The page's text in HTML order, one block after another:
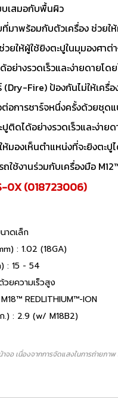
บเสมอกับพื้นผิว
มาพร้อมกับตัวเครื่อง ช่วยใ
ยให้ผู้ใช้ยิงตะปูในมุมองศาต่
ย่างรวดเร็วและง่ายดายโด
Fire) ป้องกันไม่ให้เครื่
อการชาร์จหนึ่งครั้งด้วยชุด
ติดได้อย่างรวดเร็วและง่ายด
ห้มองเห็นตำแหน่งที่จะยิงตะ
ใช้งานร่วมกับเครื่องมือ
0X (018723006)
าดเล็ก
: 1.02 (18GA)
: 15 - 54
ยความเร็วสูง
REDLITHIUM™-ION
.) : 2.9 (w/ M18B2)
จอ เนื่องจากการจัดแสงในการถ่ายภ